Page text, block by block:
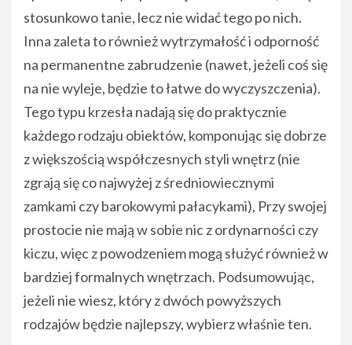
stosunkowo tanie, lecz nie widać tego po nich.
Inna zaleta to również wytrzymałość i odporność
na permanentne zabrudzenie (nawet, jeżeli coś się
na nie wyleje, będzie to łatwe do wyczyszczenia).
Tego typu krzesła nadają się do praktycznie
każdego rodzaju obiektów, komponując się dobrze
z większością współczesnych styli wnętrz (nie
zgrają się co najwyżej z średniowiecznymi
zamkami czy barokowymi pałacykami), Przy swojej
prostocie nie mają w sobie nic z ordynarności czy
kiczu, więc z powodzeniem mogą służyć również w
bardziej formalnych wnętrzach. Podsumowując,
jeżeli nie wiesz, który z dwóch powyższych
rodzajów będzie najlepszy, wybierz właśnie ten.